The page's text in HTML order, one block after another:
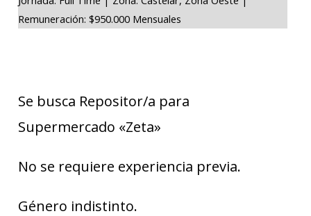
Remuneración: $950.000 Mensuales
Se busca Repositor/a para
Supermercado «Zeta»
No se requiere experiencia previa.
Género indistinto.